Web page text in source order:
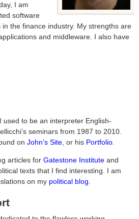
I am
software
the finance industry. My strengths are
and middleware. I also have
used to be an interpreter English-
seminars from 1987 to 2010.
on John’s Site, or his Portfolio.
articles for Gatestone Instituteand
texts that I find interesting. I am
on my political blog.